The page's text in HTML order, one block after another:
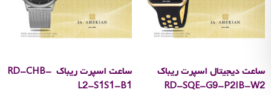
ساعت دیجیتال اسپرت ریباک
RD-SQE-G9-P2IB-W2
ساعت اسپرت ریباک RD-CHB-
L2-S1S1-B1